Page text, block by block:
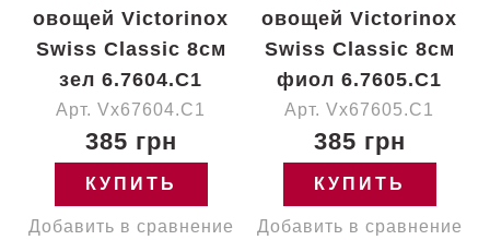
овощей Victorinox
Swiss Classic 8см
зел 6.7604.C1
Арт. Vx67604.C1
385 грн
КУПИТЬ
Добавить в сравнение
овощей Victorinox
Swiss Classic 8см
фиол 6.7605.C1
Арт. Vx67605.C1
385 грн
КУПИТЬ
Добавить в сравнение